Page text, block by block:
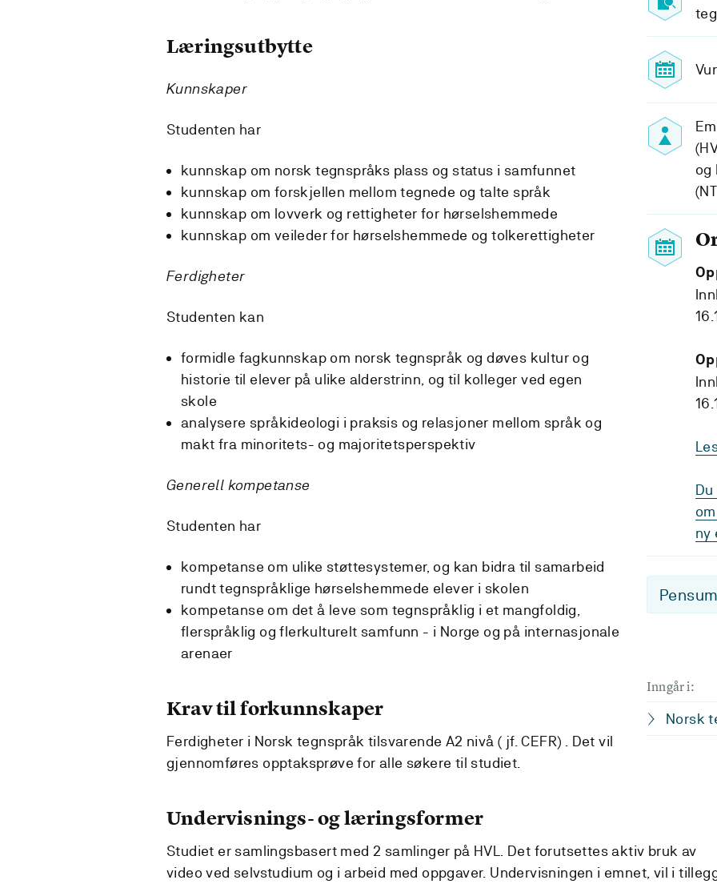
og
ny
Inngår i:
Norsk
Læringsutbytte
Kunnskaper
Studenten har
kunnskap om norsk tegnspråks plass og status i samfunnet
kunnskap om forskjellen mellom tegnede og talte språk
kunnskap om lovverk og rettigheter for hørselshemmede
kunnskap om veileder for hørselshemmede og tolkerettigheter
Ferdigheter
Studenten kan
formidle fagkunnskap om norsk tegnspråk og døves kultur og
historie til elever på ulike alderstrinn, og til kolleger ved egen
skole
analysere språkideologi i praksis og relasjoner mellom språk og
makt fra minoritets- og majoritetsperspektiv
Generell kompetanse
Studenten har
kompetanse om ulike støttesystemer, og kan bidra til samarbeid
rundt tegnspråklige hørselshemmede elever i skolen
kompetanse om det å leve som tegnspråklig i et mangfoldig,
flerspråklig og flerkulturelt samfunn - i Norge og på internasjonale
arenaer
Krav til forkunnskaper
Ferdigheter i Norsk tegnspråk tilsvarende A2 nivå ( jf. CEFR) . Det vil
gjennomføres opptaksprøve for alle søkere til studiet.
Undervisnings- og læringsformer
Studiet er samlingsbasert med 2 samlinger på HVL. Det forutsettes aktiv bruk av
video ved selvstudium og i arbeid med oppgaver. Undervisningen i emnet, vil i